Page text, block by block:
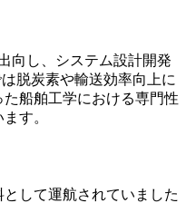
向し、システム設計開発
脱炭素や輸送効率向上に
船舶工学における専門性
す。
して運航されていました